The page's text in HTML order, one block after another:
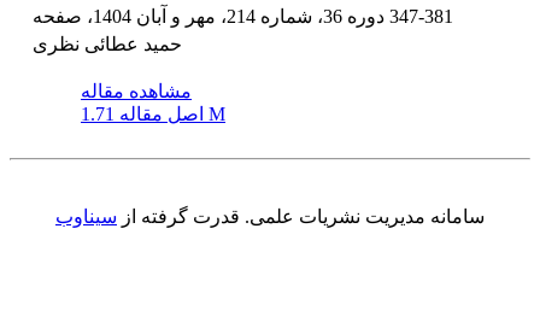
347-381
حمید عطائی نظری
مشاهده مقاله
اصل مقاله 1.71 M
سامانه مدیریت نشریات علمی. قدرت گرفته از سیناوب